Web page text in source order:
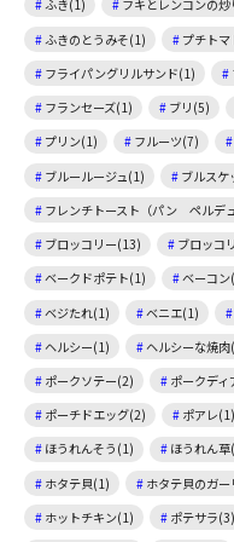
ふき(1) フキとレンコンの
ふきのとうみそ(1)
プチト
フライパングリルサンド(1)
フランセーズ(1)
ブリ(5)
プリン(1)
フルーツ(7)
ブルールージュ(1)
ブルスケ
フレンチトースト（パン ペルデ
ブロッコリー(13)
ブロッコ
ベークドポテト(1)
ベーコ
ベジたれ(1)
ベニエ(1)
ヘルシー(1)
ヘルシーな焼
ポークソテー(2)
ポークデ
ポーチドエッグ(2)
ポアレ(1)
ほうれんそう(1)
ほうれん
ホタテ貝(1)
ホタテ貝のガ
ホットチキン(1)
ポテサラ(3)